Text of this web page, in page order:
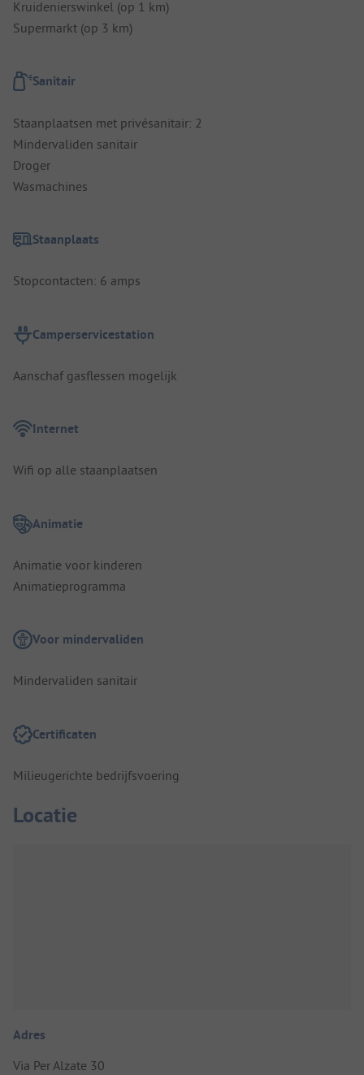
Kruidenierswinkel (op 1 km)
Supermarkt (op 3 km)
Sanitair
Staanplaatsen met privésanitair: 2
Mindervaliden sanitair
Droger
Wasmachines
Staanplaats
Stopcontacten: 6 amps
Camperservicestation
Aanschaf gasflessen mogelijk
Internet
Wifi op alle staanplaatsen
Animatie
Animatie voor kinderen
Animatieprogramma
Voor mindervaliden
Mindervaliden sanitair
Certificaten
Milieugerichte bedrijfsvoering
Locatie
Adres
Via Per Alzate 30